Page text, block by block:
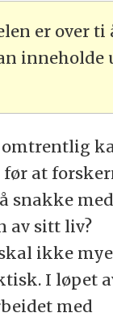
er over ti
inneholde
omtrentlig
at
snakke
av sitt liv?
ikke
I løpet
med